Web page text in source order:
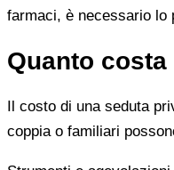
farmaci, è necessario lo
Quanto
Il costo di una seduta
coppia o familiari